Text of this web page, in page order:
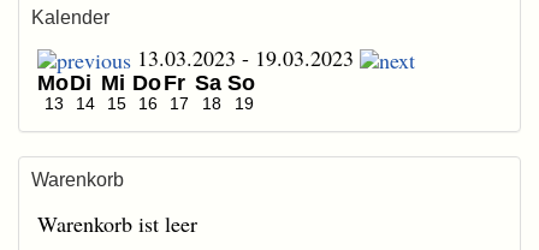
Kalender
13.03.2023 - 19.03.2023
MoDi Mi DoFr Sa So
13 14 15 16 17 18 19
Warenkorb
Warenkorb ist leer